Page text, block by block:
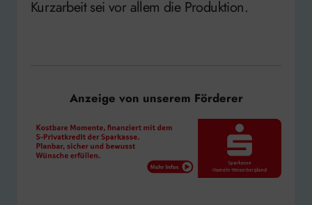
Kurzarbeit sei vor allem die Produktion.
Anzeige von unserem Förderer